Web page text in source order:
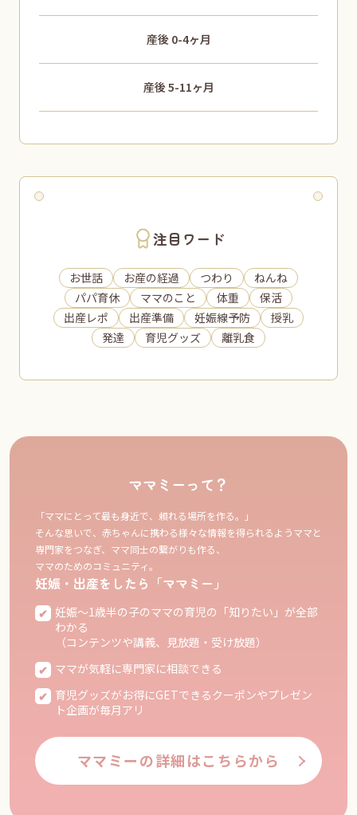
産後 0-4ヶ月
産後 5-11ヶ月
注目ワード
お世話 お産の経過 つわり
ねんね
パパ育休
ママのこと 体重
保活
出産レポ
出産準備 妊娠線予防
授乳
発達
育児グッズ 離乳食
ママミーって？
「ママにとって最も身近で、頼れる場所を作る。」
そんな思いで、赤ちゃんに携わる様々な情報を得られるようママと
専門家をつなぎ、ママ同士の繋がりも作る、
ママのためのコミュニティ。
妊娠・出産をしたら「ママミー」
妊娠〜1歳半の子のママの育児の「知りたい」が全部
わかる
（コンテンツや講義、見放題・受け放題）
ママが気軽に専門家に相談できる
育児グッズがお得にGETできるクーポンやプレゼン
ト企画が毎月アリ
ママミーの詳細はこちらから